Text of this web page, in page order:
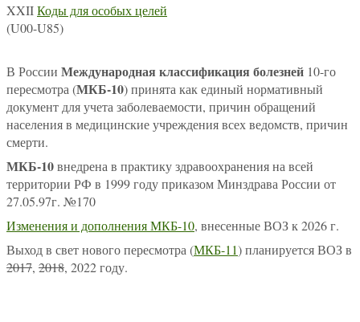
XXIIКоды для особых целей
(U00-U85)
В России Международная классификация болезней 10-го
пересмотра (МКБ-10) принята как единый нормативный
документ для учета заболеваемости, причин обращений
населения в медицинские учреждения всех ведомств, причин
смерти.
МКБ-10внедрена в практику здравоохранения на всей
территории РФ в 1999 году приказом Минздрава России от
27.05.97г. №170
Изменения и дополнения МКБ-10, внесенные ВОЗ к 2026 г.
Выход в свет нового пересмотра (МКБ-11) планируется ВОЗ в
2017, 2018, 2022 году.